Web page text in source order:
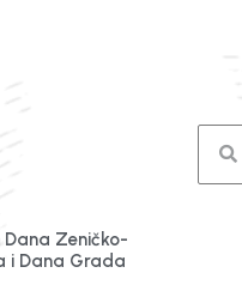
Zeničko-
i Dana Grada